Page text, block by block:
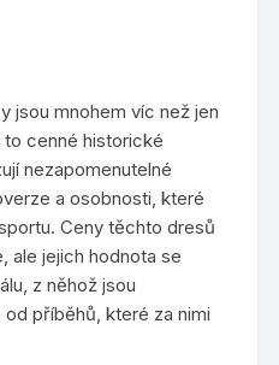
jsou mnohem víc než jen
cenné historické
nezapomenutelné
a osobnosti, které
Ceny těchto dresů
ale jejich hodnota se
z něhož jsou
příběhů, které za nimi